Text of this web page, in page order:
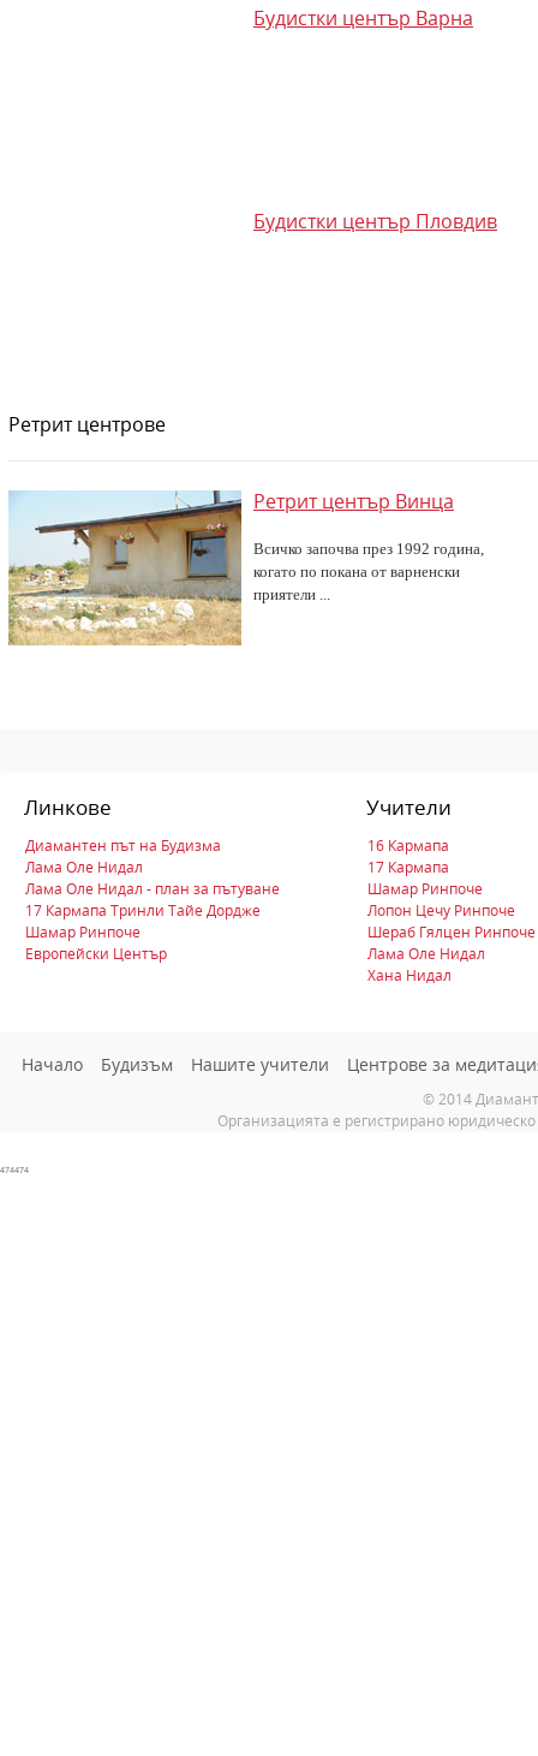
Будистки център Варна
Будистки център Пловдив
Ретрит центрове
Ретрит център Винца
Всичко започва през 1992 година,
когато по покана от варненски
приятели ...
Линкове
Диамантен път на Будизма
Лама Оле Нидал
Лама Оле Нидал - план за пътуване
17 Кармапа Тринли Тайе Дордже
Шамар Ринпоче
Европейски Център
Учители
16 Кармапа
17 Кармапа
Шамар Ринпоче
Лопон Цечу Ринпоче
Шераб Гялцен Ринпоче
Лама Оле Нидал
Хана Нидал
Начало Будизъм Нашите учители Центрове за
© 2014
Организацията е регистрирано
474474